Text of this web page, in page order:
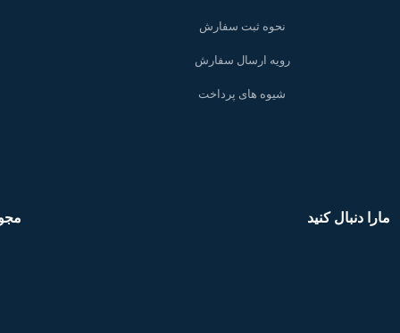
نحوه ثبت سفارش
رویه ارسال سفارش
شیوه های پرداخت
مارا دنبال کنید